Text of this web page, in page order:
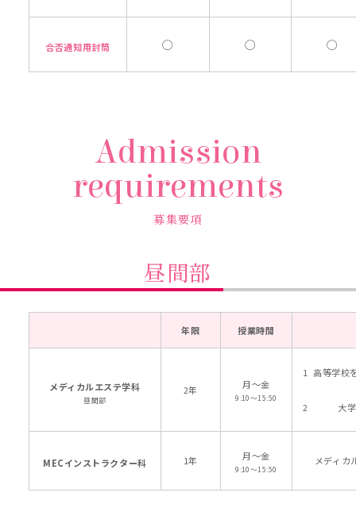
合否通知用封筒 ◯ ◯ ◯
Admission
requirements
募集要項
昼間部
年限 授業時間
メディカルエステ学科
昼間部
2年 月〜金
9:10〜15:50
高等学校
大
MECインストラクター科 1年 月〜金
9:10〜15:50
メディカ